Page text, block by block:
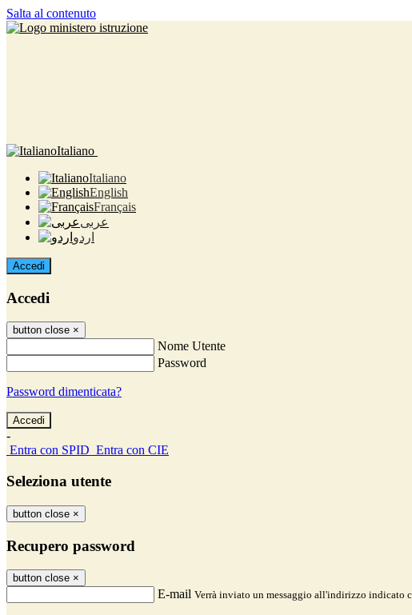
Salta al contenuto
Italiano
Italiano
English
Français
عربى
اردو
Accedi
Accedi
button close ×
Nome Utente
Password
Password dimenticata?
-
Entra con SPID Entra con CIE
Seleziona utente
button close ×
Recupero password
button close ×
E-mail Verrà inviato un messaggio all'indirizzo indicato